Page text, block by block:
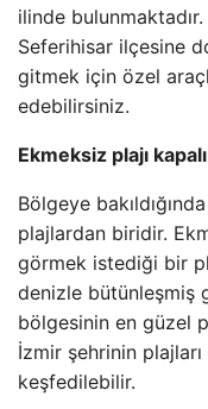
ilinde
Seferihisar ilçesine
gitmek için özel
edebilirsiniz.
Ekmeksiz plajı
Bölgeye
plajlardan biridir.
görmek istediği bir
denizle bütünleşmiş
bölgesinin en güzel
İzmir şehrinin
keşfedilebilir.